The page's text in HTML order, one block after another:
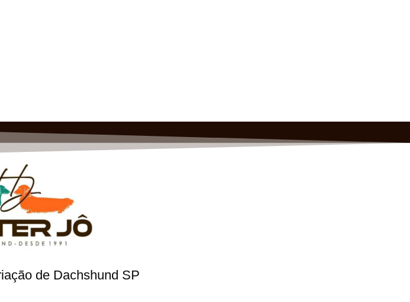
de Dachshund SP